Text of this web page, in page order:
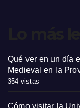
Qué ver en un día
Medieval en la
354 vistas
Cómo visitar la